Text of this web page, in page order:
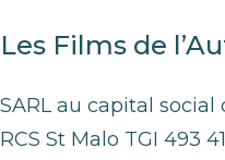
Les Films de
SARL au capital social
RCS St Malo TGI 493